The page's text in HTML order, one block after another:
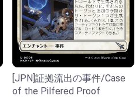
[JPN]証拠流出の事件/Case
of the Pilfered Proof